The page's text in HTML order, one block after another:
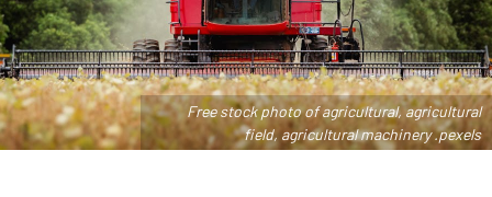
Free stock photo of agricultural, agricultural
field, agricultural machinery .pexels